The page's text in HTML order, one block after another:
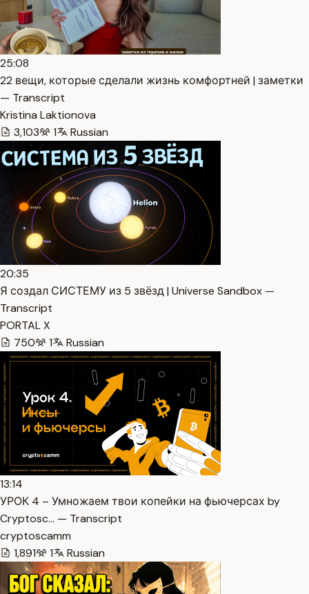
25:08
22 вещи, которые сделали жизнь комфортней | заметки
— Transcript
Kristina Laktionova
3,103
1 Russian
20:35
Я создал СИСТЕМУ из 5 звёзд | Universe Sandbox —
Transcript
PORTAL X
750
1 Russian
13:14
УРОК 4 – Умножаем твои копейки на фьючерсах by
Cryptosc… — Transcript
cryptoscamm
1,891
1 Russian